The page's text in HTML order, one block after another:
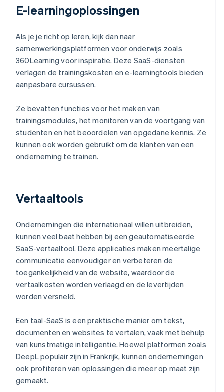
E-learningoplossingen
Als je je richt op leren, kijk dan naar
samenwerkingsplatformen voor onderwijs zoals
360Learning voor inspiratie. Deze SaaS-diensten
verlagen de trainingskosten en e-learningtools bieden
aanpasbare cursussen.
Ze bevatten functies voor het maken van
trainingsmodules, het monitoren van de voortgang van
studenten en het beoordelen van opgedane kennis. Ze
kunnen ook worden gebruikt om de klanten van een
onderneming te trainen.
Vertaaltools
Ondernemingen die internationaal willen uitbreiden,
kunnen veel baat hebben bij een geautomatiseerde
SaaS-vertaaltool. Deze applicaties maken meertalige
communicatie eenvoudiger en verbeteren de
toegankelijkheid van de website, waardoor de
vertaalkosten worden verlaagd en de levertijden
worden versneld.
Een taal-SaaS is een praktische manier om tekst,
documenten en websites te vertalen, vaak met behulp
van kunstmatige intelligentie. Hoewel platformen zoals
DeepL populair zijn in Frankrijk, kunnen ondernemingen
ook profiteren van oplossingen die meer op maat zijn
gemaakt.